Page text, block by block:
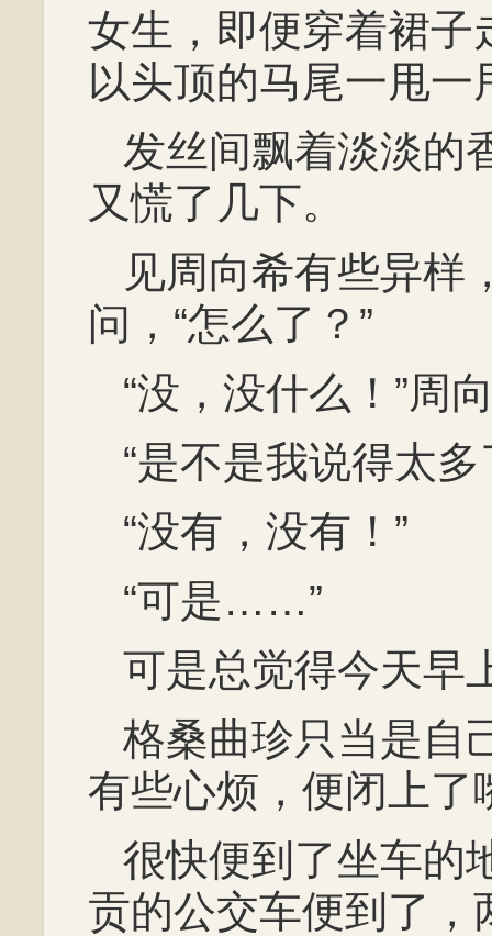
女生，即便穿着裙子
以头顶的马尾一甩
发丝间飘着淡淡的
又慌了几下。
见周向希有些异样
问，“怎么了？”
“没，没什么！”周
“是不是我说得太
“没有，没有！”
“可是……”
可是总觉得今天早
格桑曲珍只当是自
有些心烦，便闭上了
很快便到了坐车的
贡的公交车便到了，